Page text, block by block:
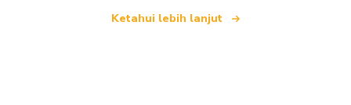
Ketahui lebih lanjut